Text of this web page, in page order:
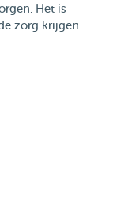
Het is
zorg krijgen...